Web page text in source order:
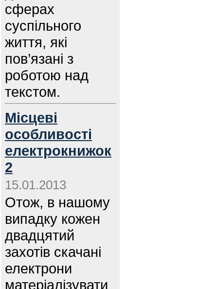
сферах
суспільного
життя, які
пов’язані з
роботою над
текстом.
Місцеві
особливості
електрокнижок
2
15.01.2013
Отож, в нашому
випадку кожен
двадцятий
захотів скачані
електрони
матеріалізувати